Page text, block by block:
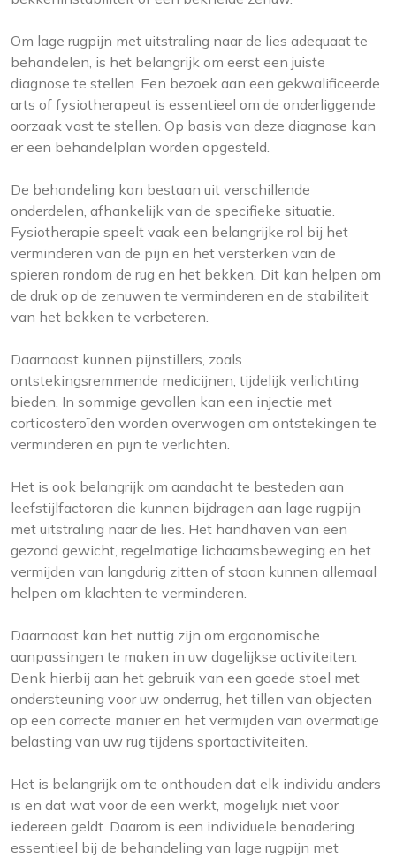
Om lage rugpijn met uitstraling naar de lies adequaat te
behandelen, is het belangrijk om eerst een juiste
diagnose te stellen. Een bezoek aan een gekwalificeerde
arts of fysiotherapeut is essentieel om de onderliggende
oorzaak vast te stellen. Op basis van deze diagnose kan
er een behandelplan worden opgesteld.
De behandeling kan bestaan uit verschillende
onderdelen, afhankelijk van de specifieke situatie.
Fysiotherapie speelt vaak een belangrijke rol bij het
verminderen van de pijn en het versterken van de
spieren rondom de rug en het bekken. Dit kan helpen om
de druk op de zenuwen te verminderen en de stabiliteit
van het bekken te verbeteren.
Daarnaast kunnen pijnstillers, zoals
ontstekingsremmende medicijnen, tijdelijk verlichting
bieden. In sommige gevallen kan een injectie met
corticosteroïden worden overwogen om ontstekingen te
verminderen en pijn te verlichten.
Het is ook belangrijk om aandacht te besteden aan
leefstijlfactoren die kunnen bijdragen aan lage rugpijn
met uitstraling naar de lies. Het handhaven van een
gezond gewicht, regelmatige lichaamsbeweging en het
vermijden van langdurig zitten of staan kunnen allemaal
helpen om klachten te verminderen.
Daarnaast kan het nuttig zijn om ergonomische
aanpassingen te maken in uw dagelijkse activiteiten.
Denk hierbij aan het gebruik van een goede stoel met
ondersteuning voor uw onderrug, het tillen van objecten
op een correcte manier en het vermijden van overmatige
belasting van uw rug tijdens sportactiviteiten.
Het is belangrijk om te onthouden dat elk individu anders
is en dat wat voor de een werkt, mogelijk niet voor
iedereen geldt. Daarom is een individuele benadering
essentieel bij de behandeling van lage rugpijn met